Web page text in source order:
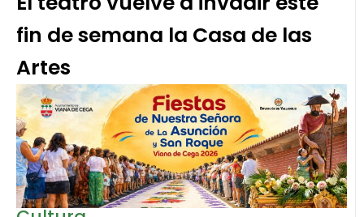
fin de semana la Casa de las
Artes